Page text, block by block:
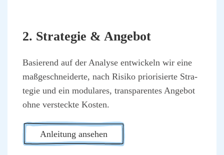
2. Stra­te­gie & Ange­bot
Basie­rend auf der Ana­ly­se ent­wi­ckeln wir eine
maß­ge­schnei­der­te, nach Risi­ko prio­ri­sier­te Stra­
te­gie und ein modu­la­res, trans­pa­ren­tes Ange­bot
ohne ver­steck­te Kos­ten.
Anlei­tung anse­hen